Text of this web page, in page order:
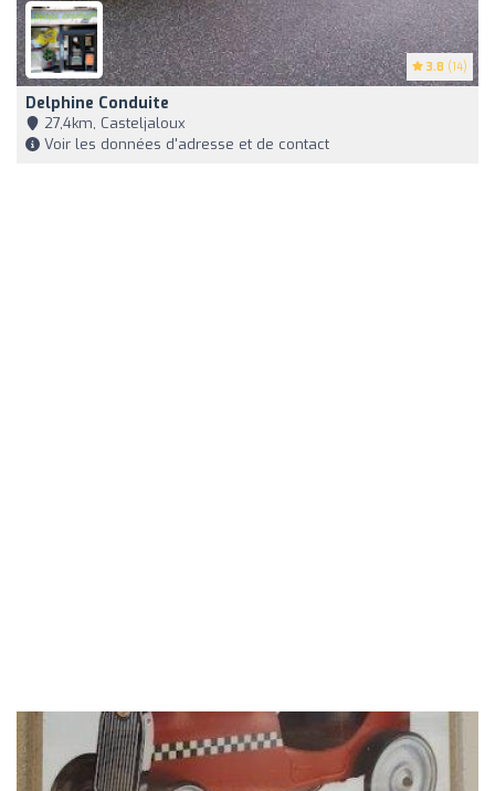
3.8 (14)
Delphine Conduite
27,4km, Casteljaloux
Voir les données d'adresse et de contact